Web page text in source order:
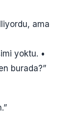
ama
yoktu. •
burada?”